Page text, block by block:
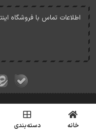
اطلاعات تماس با فروشگاه
کلیه حقوق این
© Copyrights - IranArze.ir - 1405
خانه دسته‌بندی